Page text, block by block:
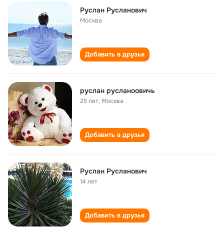
Руслан Русланович
Москва
Добавить в друзья
руслан русланоовичь
25 лет, Москва
Добавить в друзья
Руслан Русланович
14 лет
Добавить в друзья